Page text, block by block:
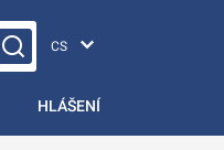
Vyhledávání na webu…
HLÁŠENÍ